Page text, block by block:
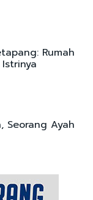
Rumah
Seorang Ayah